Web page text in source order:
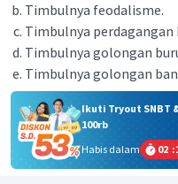
Timbulnya feodalisme.
Timbulnya perdagangan
Timbulnya golongan
Timbulnya golongan
Ikuti Tryout SNBT
100rb
Habis dalam
02 :